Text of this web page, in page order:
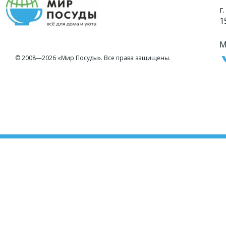
© 2008—2026 «Мир Посуды». Все права защищены.